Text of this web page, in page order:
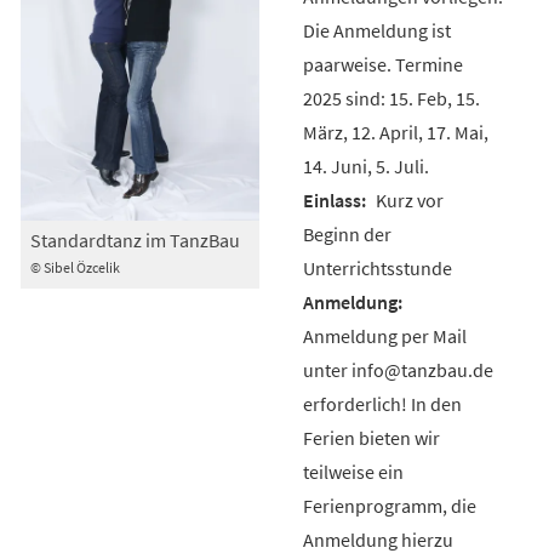
© Sibel Özcelik
Standardtanz im TanzBau
Die Anmeldung ist
paarweise. Termine
2025 sind: 15. Feb, 15.
März, 12. April, 17. Mai,
14. Juni, 5. Juli.
Kurz vor
Beginn der
Unterrichtsstunde
Anmeldung per Mail
unter info@tanzbau.de
erforderlich! In den
Ferien bieten wir
teilweise ein
Ferienprogramm, die
Anmeldung hierzu